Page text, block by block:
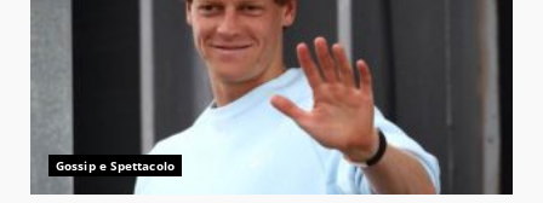
Gossip e Spettacolo